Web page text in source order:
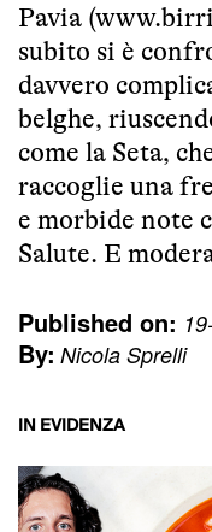
Pavia (
subito si è
davvero
belghe,
come la Seta,
raccoglie una
e morbide note
Salute. E
Published on:
By: Nicola Sprelli
IN EVIDENZA